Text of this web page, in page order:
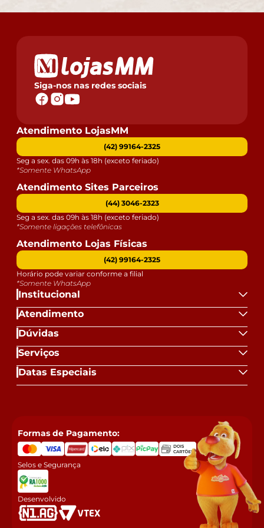
Siga-nos nas redes sociais
Institucional
Atendimento
Dúvidas
Serviços
Datas Especiais
Atendimento LojasMM
(42) 99164-2325
Seg a sex. das 09h às 18h (exceto feriado)
*Somente WhatsApp
Atendimento Sites Parceiros
(44) 3046-2323
Seg a sex. das 09h às 18h (exceto feriado)
*Somente ligações telefônicas
Atendimento Lojas Físicas
(42) 99164-2325
Horário pode variar conforme a filial
*Somente WhatsApp
Formas de Pagamento:
Selos e Segurança
Desenvolvido